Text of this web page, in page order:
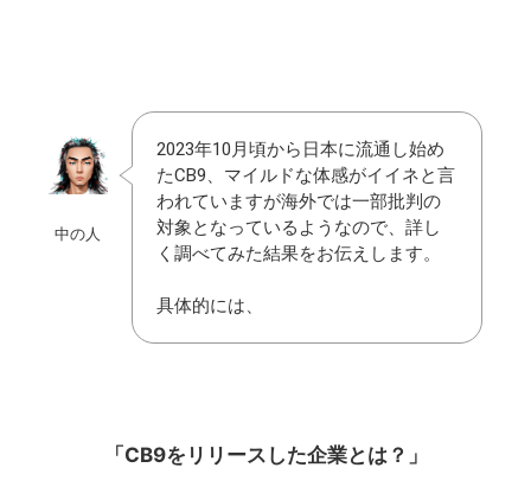
2023年10月頃から日本に流通し始め
たCB9、マイルドな体感がイイネと言
われていますが海外では一部批判の
対象となっているようなので、詳し
く調べてみた結果をお伝えします。
具体的には、
中の人
「CB9をリリースした企業とは？ 」